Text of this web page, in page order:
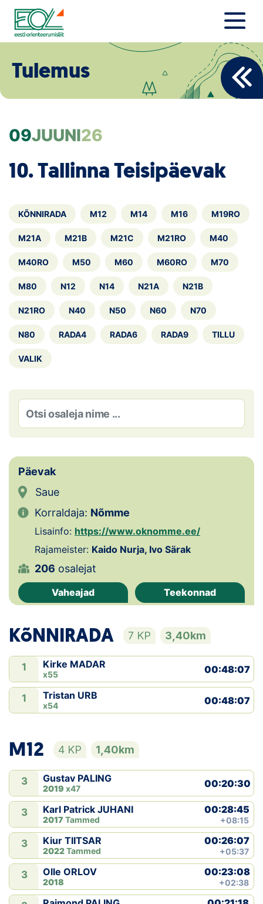
Liigu
sisu
juurde
Estonian Orienteering Federation
Eesti Orienteerumine 100!
Toetamine
Telli litsents!
Noored
Loha
Kontakt
EOL
Galerii
Kalender
Koondised
Tulemused
Dokumendid
Klubid
Suletud maastikud
Püsirajad
Ajalugu
Koolitused
OTSI
Tulemus
09JUUNI26
10. Tallinna Teisipäevak
KÕNNIRADA M12 M14 M16 M19RO
M21A M21B M21C M21RO M40
M40RO M50 M60 M60RO M70
M80 N12 N14 N21A N21B
N21RO N40 N50 N60 N70
N80 RADA4 RADA6 RADA9 TILLU
VALIK
Päevak
Saue
Korraldaja: Nõmme
Lisainfo: https://www.oknomme.ee/
Rajameister: Kaido Nurja, Ivo Särak
206 osalejat
Vaheajad Teekonnad
KõNNIRADA 7 KP 3,40km
1 Kirke MADAR
x55 00:48:07
1 Tristan URB
x54 00:48:07
M12 4 KP 1,40km
3 Gustav PALING
2019 x47 00:20:30
3 Karl Patrick JUHANI
2017 Tammed
00:28:45
+08:15
3 Kiur TIITSAR
2022Tammed
00:26:07
+05:37
3 Olle ORLOV
2018
00:23:08
+02:38